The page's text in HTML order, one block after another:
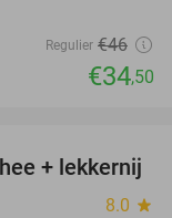
Regulier €46
€34,50
68%
+ lekkernij
8.0 star